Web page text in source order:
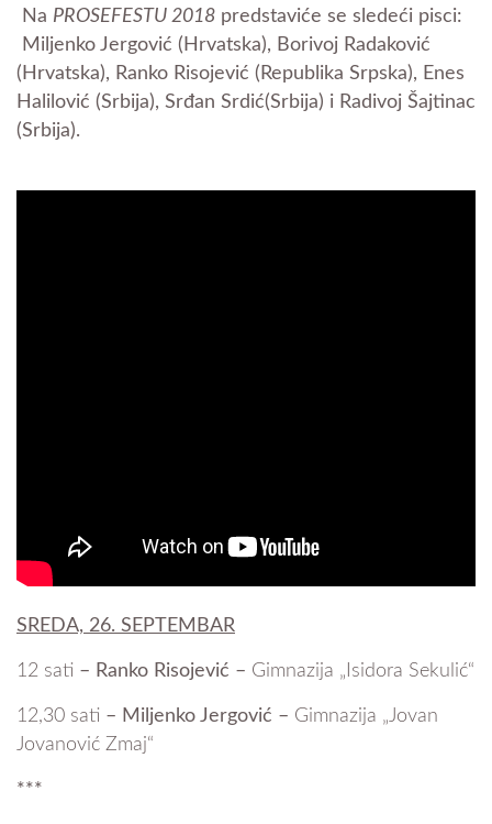
Na PROSEFESTU 2018 predstaviće se sledeći pisci:
Miljenko Jergović (Hrvatska), Borivoj Radaković
(Hrvatska), Ranko Risojević (Republika Srpska), Enes
Halilović (Srbija), Srđan Srdić(Srbija) i Radivoj Šajtinac
(Srbija).
SREDA, 26. SEPTEMBAR
12 sati – Ranko Risojević – Gimnazija „Isidora Sekulić“
12,30 sati – Miljenko Jergović – Gimnazija „Jovan
Jovanović Zmaj“
***